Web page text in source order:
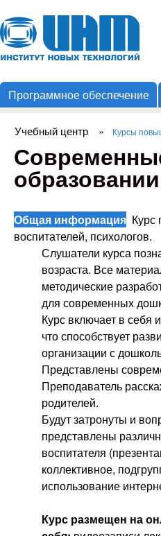
Институт
Новых
Программное обеспечение
Вы здесь
Учебный центр » Курсы
Общая информация Курс
воспитателей, психологов.
Слушатели курса
возраста. Все
методические
для современных
Курс включает в себя
что способствует
организации с
Представлены
Преподаватель
родителей.
Будут затронуты и
представлены
воспитателя
коллективное,
использование
Курс размещен на